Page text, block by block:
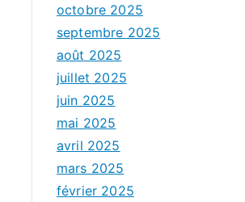
octobre 2025
septembre 2025
août 2025
juillet 2025
juin 2025
mai 2025
avril 2025
mars 2025
février 2025